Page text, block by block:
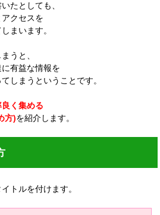
たとしても、
クセスを
まいます。
うと、
有益な情報を
しまうということです。
く集める
方)を紹介します。
トルを付けます。